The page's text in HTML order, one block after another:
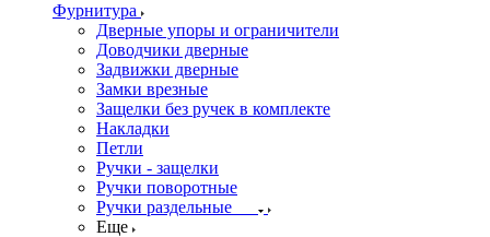
Фурнитура
Дверные упоры и ограничители
Доводчики дверные
Задвижки дверные
Замки врезные
Защелки без ручек в комплекте
Накладки
Петли
Ручки - защелки
Ручки поворотные
Ручки раздельные
Еще